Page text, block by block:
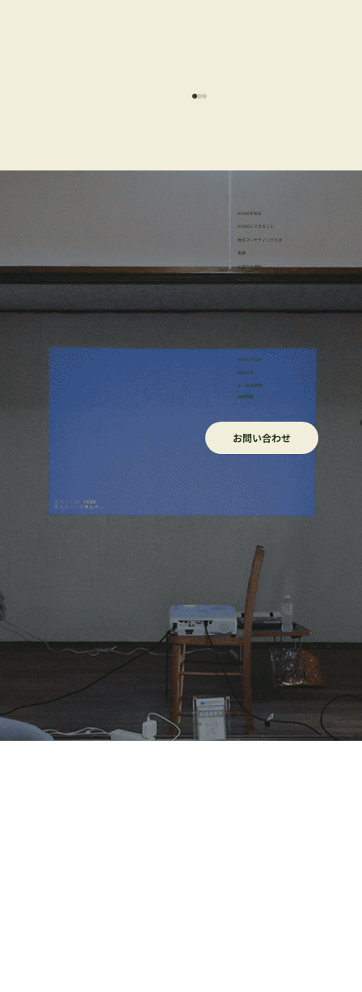
業種別で実践！事例で学ぶSTP分析のア
プローチ方法
HONEを知る
HONEにできること
地方マーケティングとは
実績
お役立ち資料
・リサーチサポートプラン
・事業伴走プラン
ほねろぐ
HONEブログ
​お知らせ
よくある質問
採用情報
お問い合わせ
​プライバシーポリシー
© 2026 株式会社HONE